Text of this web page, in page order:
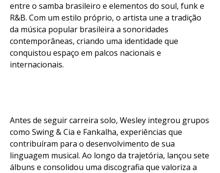
entre o samba brasileiro e elementos do soul, funk e
R&B. Com um estilo próprio, o artista une a tradição
da música popular brasileira a sonoridades
contemporâneas, criando uma identidade que
conquistou espaço em palcos nacionais e
internacionais.
Antes de seguir carreira solo, Wesley integrou grupos
como Swing & Cia e Fankalha, experiências que
contribuíram para o desenvolvimento de sua
linguagem musical. Ao longo da trajetória, lançou sete
álbuns e consolidou uma discografia que valoriza a